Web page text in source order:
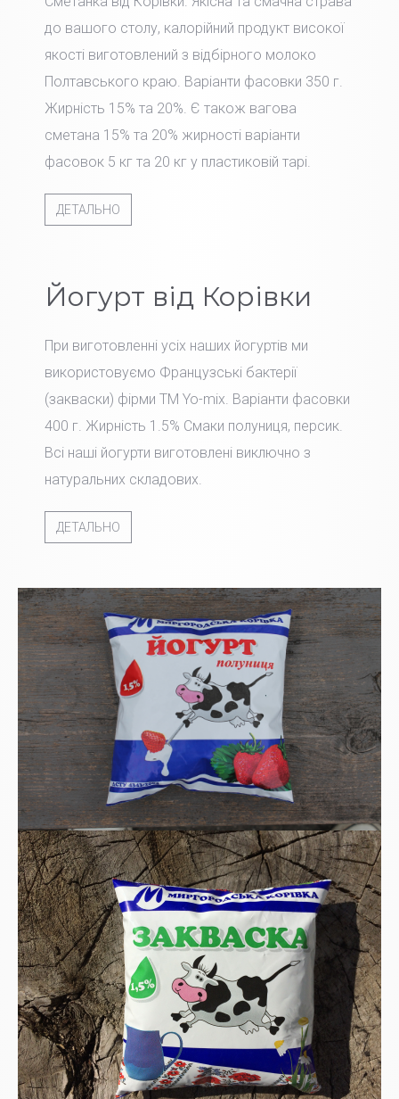
до вашого столу, калорійний продукт високої
якості виготовлений з відбірного молоко
Полтавського краю. Варіанти фасовки 350 г.
Жирність 15% та 20%. Є також вагова
сметана 15% та 20% жирності варіанти
фасовок 5 кг та 20 кг у пластиковій тарі.
ДЕТАЛЬНО
Йогурт від Корівки
При виготовленні усіх наших йогуртів ми
використовуємо Французські бактерії
(закваски) фірми TM Yo-mix. Варіанти фасовки
400 г. Жирність 1.5% Смаки полуниця, персик.
Всі наші йогурти виготовлені виключно з
натуральних складових.
ДЕТАЛЬНО